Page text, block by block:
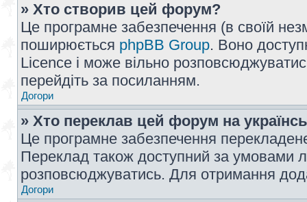
» Хто створив цей форум?
Це програмне забезпечення (в своїй
поширюється phpBB Group. Воно
Licence і може вільно
перейдіть за посиланням.
Догори
» Хто переклав цей форум на
Це програмне забезпечення
Переклад також доступний за умовами
розповсюджуватись. Для отримання
Догори